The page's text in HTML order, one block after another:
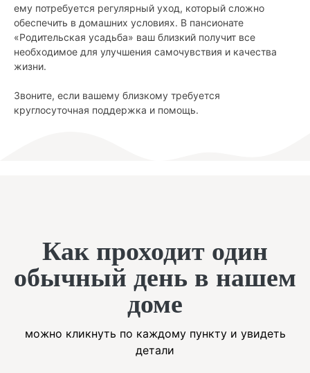
ему потребуется регулярный уход, который сложно
обеспечить в домашних условиях. В пансионате
«Родительская усадьба» ваш близкий получит все
необходимое для улучшения самочувствия и качества
жизни.
Звоните, если вашему близкому требуется
круглосуточная поддержка и помощь.
Как проходит один
обычный день в нашем
доме
можно кликнуть по каждому пункту и увидеть
детали